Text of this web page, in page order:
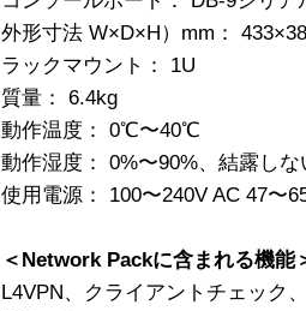
外形寸法 W×D×H）mm：
ラックマウント： 1U
質量： 6.4kg
動作温度： 0℃〜40℃
動作湿度： 0%〜90%、結露しな
使用電源： 100〜240V AC 47〜
＜Network Packに含まれる機能
L4VPN、クライアントチェック